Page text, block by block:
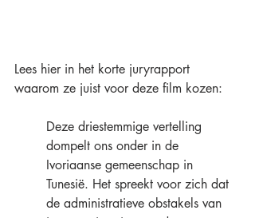
Lees hier in het korte juryrapport
waarom ze juist voor deze film kozen:
Deze driestemmige vertelling
dompelt ons onder in de
Ivoriaanse gemeenschap in
Tunesië. Het spreekt voor zich dat
de administratieve obstakels van